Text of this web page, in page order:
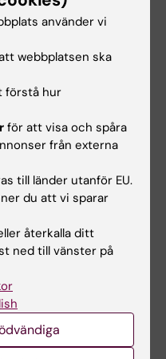
mer, säger
Branco
vid institutionen
Karolinska
13 och 16 år. Stor
i mina barns
år äldre än jag och
använder vi
webbplatsen ska
förstå hur
för att visa och spåra
från externa
till länder utanför EU.
du att vi sparar
återkalla ditt
ned till vänster på